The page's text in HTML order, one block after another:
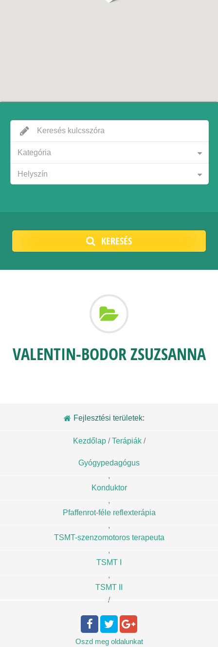
Kategória
Helyszín
KERESÉS
VALENTIN-BODOR ZSUZSANNA
Fejlesztési területek:
Kezdőlap / Terápiák /
Gyógypedagógus
,
Konduktor
,
Pfaffenrot-féle reflexterápia
,
TSMT-szenzomotoros terapeuta
,
TSMT I
,
TSMT II
/
Oszd meg oldalunkat